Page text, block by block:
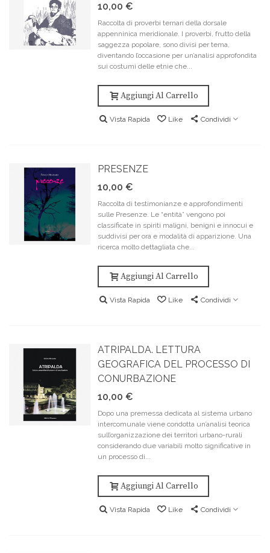
10,00 €
Raccolta di proverbi ternari della dorsale
appenninica meridionale. I proverbi, frutto della
saggezza popolare, sono divisi per tema,
diventando l’occasione per un’analisi approfondita
sui costumi delle etnie che...
Aggiungi Al Carrello
Vista Rapida Like Condividi
PRESENZE
10,00 €
Raccolta di testimonianze e approfondimenti
sulle Presenze. Le “entità” vengono poi
classificate in spiriti maligni, benigni e innocui e
suddivisi per ora e modalità di apparizione. Una
ricerca molto dettagliata che...
Aggiungi Al Carrello
Vista Rapida Like Condividi
ATRIPALDA. LETTURA
GEOGRAFICA DEL PROCESSO DI
CONURBAZIONE
10,00 €
Dopo una premessa dedicata al sistema urbano
intercomunale viene condotta un’analisi teorica
sull’organizzazione dei territori urbano-rurali
considerando due variabili molto significative in
un processo di...
Aggiungi Al Carrello
Vista Rapida Like Condividi